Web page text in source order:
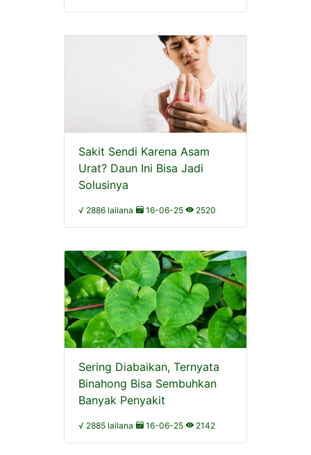
Sakit Sendi Karena Asam
Urat? Daun Ini Bisa Jadi
Solusinya
√ 2886 lailana 16-06-25 2520
Sering Diabaikan, Ternyata
Binahong Bisa Sembuhkan
Banyak Penyakit
√ 2885 lailana 16-06-25 2142